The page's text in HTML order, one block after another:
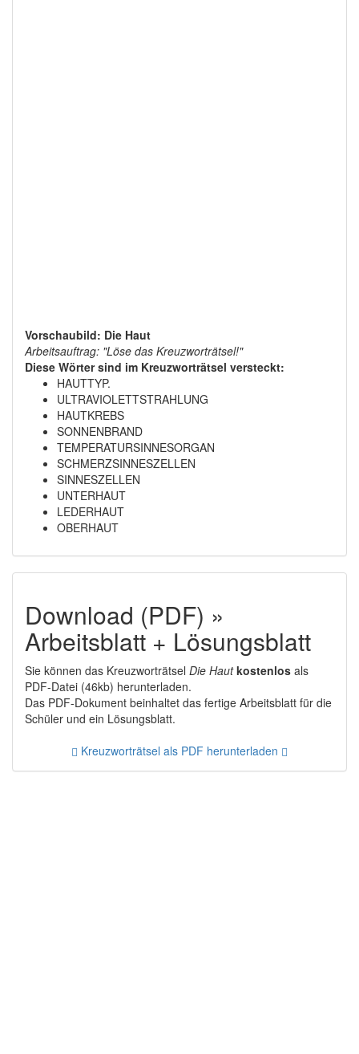
Vorschaubild: Die Haut
Arbeitsauftrag: "Löse das Kreuzworträtsel!"
Diese Wörter sind im Kreuzworträtsel versteckt:
HAUTTYP.
ULTRAVIOLETTSTRAHLUNG
HAUTKREBS
SONNENBRAND
TEMPERATURSINNESORGAN
SCHMERZSINNESZELLEN
SINNESZELLEN
UNTERHAUT
LEDERHAUT
OBERHAUT
Download (PDF) »
Arbeitsblatt + Lösungsblatt
Sie können das Kreuzworträtsel Die Haut kostenlos als
PDF-Datei (46kb) herunterladen.
Das PDF-Dokument beinhaltet das fertige Arbeitsblatt für die
Schüler und ein Lösungsblatt.
Kreuzworträtsel als PDF herunterladen